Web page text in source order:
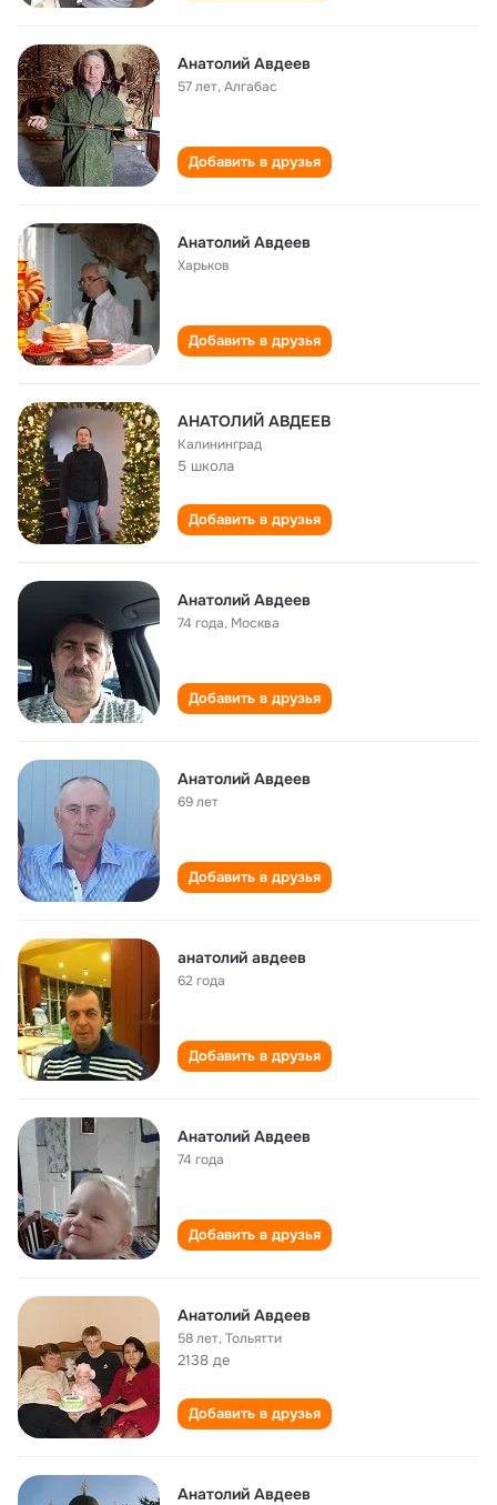
Анатолий Авдеев
57 лет,Алгабас
Добавить в друзья
Анатолий Авдеев
Харьков
Добавить в друзья
АНАТОЛИЙ АВДЕЕВ
Калининград
5 школа
Добавить в друзья
Анатолий Авдеев
74 года, Москва
Добавить в друзья
Анатолий Авдеев
69 лет
Добавить в друзья
анатолий авдеев
62 года
Добавить в друзья
Анатолий Авдеев
74 года
Добавить в друзья
Анатолий Авдеев
58 лет,Тольятти
2138 де
Добавить в друзья
Анатолий Авдеев